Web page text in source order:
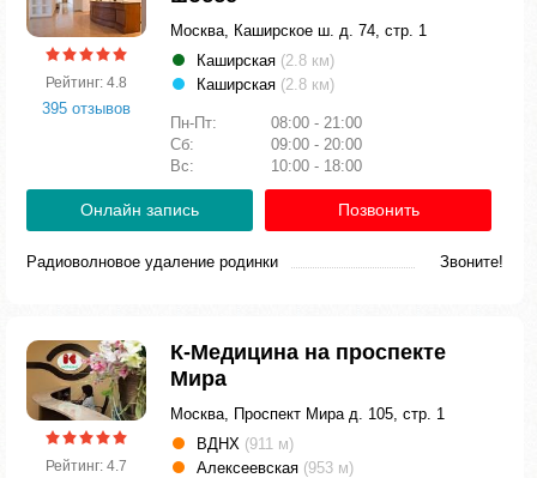
Рейтинг: 4.8
395 отзывов
Москва, Каширское ш. д. 74, стр. 1
Каширская (2.8 км)
Каширская (2.8 км)
Пн-Пт:
08:00 - 21:00
Сб:
09:00 - 20:00
Вс:
10:00 - 18:00
Онлайн запись Позвонить
Радиоволновое удаление родинки Звоните!
Рейтинг: 4.7
К-Медицина на проспекте
Мира
Москва, Проспект Мира д. 105, стр. 1
ВДНХ (911 м)
Алексеевская (953 м)